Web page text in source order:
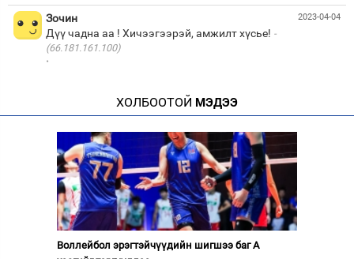
2023-04-04
Зочин
Дүү чадна аа ! Хичээгээрэй, амжилт хүсье!
(66.181.161.100)
·
ХОЛБООТОЙ МЭДЭЭ
Воллейбол эрэгтэйчүүдийн шигшээ баг А